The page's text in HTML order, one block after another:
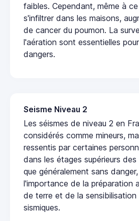
faibles. Cependant, même à
s'infiltrer dans les maisons,
de cancer du poumon. La
l'aération sont essentielles
dangers.
Seisme Niveau 2
Les séismes de niveau 2 en
considérés comme mineurs,
ressentis par certaines
dans les étages supérieurs
que généralement sans
l'importance de la préparation
de terre et de la sensibilisation
sismiques.